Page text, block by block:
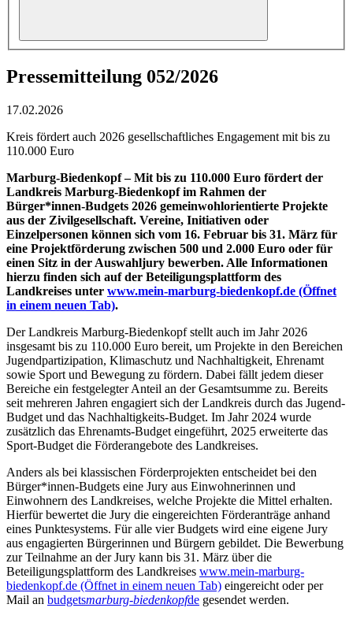
Pressemitteilung 052/2026
17.02.2026
Kreis fördert auch 2026 gesellschaftliches Engagement mit bis zu
110.000 Euro
Marburg-Biedenkopf – Mit bis zu 110.000 Euro fördert der
Landkreis Marburg-Biedenkopf im Rahmen der
Bürger*innen-Budgets 2026 gemeinwohlorientierte Projekte
aus der Zivilgesellschaft. Vereine, Initiativen oder
Einzelpersonen können sich vom 16. Februar bis 31. März für
eine Projektförderung zwischen 500 und 2.000 Euro oder für
einen Sitz in der Auswahljury bewerben. Alle Informationen
hierzu finden sich auf der Beteiligungsplattform des
Landkreises unter www.mein-marburg-biedenkopf.de (Öffnet
in einem neuen Tab).
Der Landkreis Marburg-Biedenkopf stellt auch im Jahr 2026
insgesamt bis zu 110.000 Euro bereit, um Projekte in den Bereichen
Jugendpartizipation, Klimaschutz und Nachhaltigkeit, Ehrenamt
sowie Sport und Bewegung zu fördern. Dabei fällt jedem dieser
Bereiche ein festgelegter Anteil an der Gesamtsumme zu. Bereits
seit mehreren Jahren engagiert sich der Landkreis durch das Jugend-
Budget und das Nachhaltigkeits-Budget. Im Jahr 2024 wurde
zusätzlich das Ehrenamts-Budget eingeführt, 2025 erweiterte das
Sport-Budget die Förderangebote des Landkreises.
Anders als bei klassischen Förderprojekten entscheidet bei den
Bürger*innen-Budgets eine Jury aus Einwohnerinnen und
Einwohnern des Landkreises, welche Projekte die Mittel erhalten.
Hierfür bewertet die Jury die eingereichten Förderanträge anhand
eines Punktesystems. Für alle vier Budgets wird eine eigene Jury
aus engagierten Bürgerinnen und Bürgern gebildet. Die Bewerbung
zur Teilnahme an der Jury kann bis 31. März über die
Beteiligungsplattform des Landkreises www.mein-marburg-
biedenkopf.de (Öffnet in einem neuen Tab) eingereicht oder per
Mail an budgetsmarburg-biedenkopfde gesendet werden.